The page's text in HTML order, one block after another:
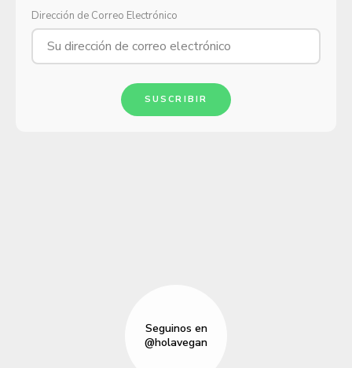
Dirección de Correo Electrónico
SUSCRIBIR
Seguinos en
@holavegan